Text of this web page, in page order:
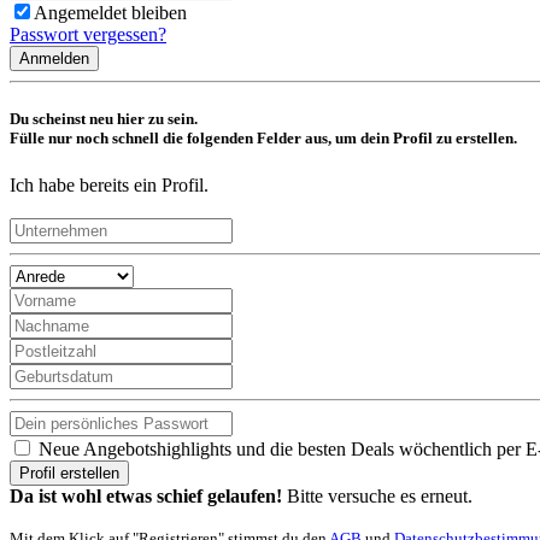
Angemeldet bleiben
Passwort vergessen?
Anmelden
Du scheinst neu hier zu sein.
Fülle nur noch schnell die folgenden Felder aus, um dein Profil zu erstellen.
Ich habe bereits ein Profil.
Neue Angebotshighlights und die besten Deals wöchentlich per
Profil erstellen
Da ist wohl etwas schief gelaufen! Bitte versuche es erneut.